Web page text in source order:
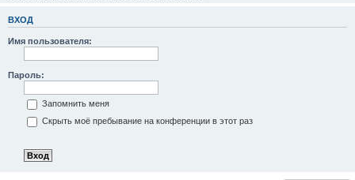
ВХОД
Имя пользователя:
Пароль:
Запомнить меня
Скрыть моё пребывание на конференции в этот раз